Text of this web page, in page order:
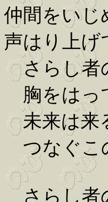
仲間をい
声はり上げ
さらし者
胸をはっ
未来は来
つなぐこ
さらし者